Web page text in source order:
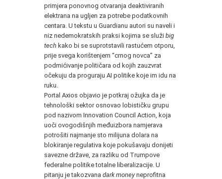
primjera ponovnog otvaranja deaktiviranih
elektrana na ugljen za potrebe podatkovnih
centara. U tekstu u Guardianu autori su naveli i
niz nedemokratskih praksi kojima se služi big
tech kako bi se suprotstavili rastućem otporu,
prije svega korištenjem “crnog novca” za
podmićivanje političara od kojih zauzvrat
očekuju da proguraju AI politike koje im idu na
ruku.
Portal Axios objavio je potkraj ožujka da je
tehnološki sektor osnovao lobističku grupu
pod nazivom Innovation Council Action, koja
uoči ovogodišnjih međuizbora namjerava
potrošiti najmanje sto milijuna dolara na
blokiranje regulativa koje pokušavaju donijeti
savezne države, za razliku od Trumpove
federalne politike totalne liberalizacije. U
pitanju je takozvana dark moneyneprofitna